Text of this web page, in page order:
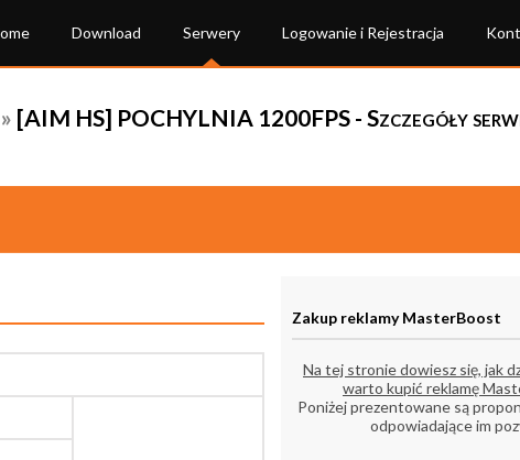
Download Serwery Logowanie i Rejestracja
» [AIM HS] POCHYLNIA 1200FPS - Szczegóły
Zakup reklamy MasterBoost
Na tej stronie dowiesz się, jak
warto kupić reklamę
Poniżej prezentowane są
odpowiadające im